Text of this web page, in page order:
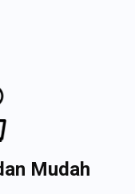
Mudah